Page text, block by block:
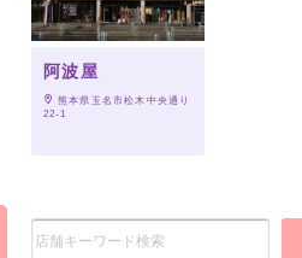
阿波屋
熊本県玉名市松木中央通り
22-1